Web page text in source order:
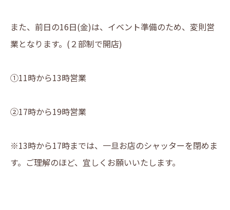
また、前日の16日(金)は、イベント準備のため、変則営
業となります。(２部制で開店)
①11時から13時営業
②17時から19時営業
※13時から17時までは、一旦お店のシャッターを閉めま
す。ご理解のほど、宜しくお願いいたします。